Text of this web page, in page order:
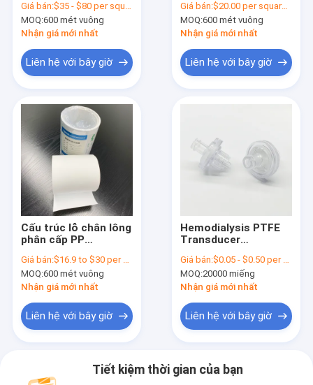
không khí Hiệu quả
chặn 99,7% cho
0,3μm Các chất hạt
Giá bán:$35 - $80 per square meter ,pls contact our sales
MOQ:600 mét vuông
Nhận giá mới nhất
Liên hệ với bây giờ
Membrane Air Intake
Giá bán:$20.00 per square meter
MOQ:600 mét vuông
Nhận giá mới nhất
Liên hệ với bây giờ
Cấu trúc lỗ chân lông
phân cấp PP
Hydrophobic
Polypropylene
Nominal Prefilter
Giá bán:$16.9 to $30 per square meter
MOQ:600 mét vuông
Nhận giá mới nhất
Liên hệ với bây giờ
Hemodialysis PTFE
Transducer
Inline Hydrophobic
Filter
Giá bán:$0.05 - $0.50 per piece
MOQ:20000 miếng
Nhận giá mới nhất
Liên hệ với bây giờ
Tiết kiệm thời gian của bạn